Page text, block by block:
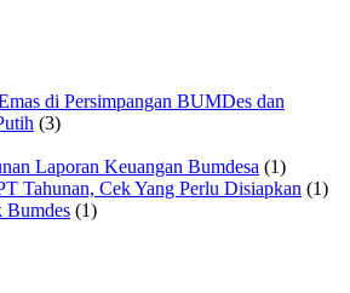
di Persimpangan BUMDes dan
(3)
Laporan Keuangan Bumdesa (1)
Tahunan, Cek Yang Perlu Disiapkan (1)
Bumdes (1)